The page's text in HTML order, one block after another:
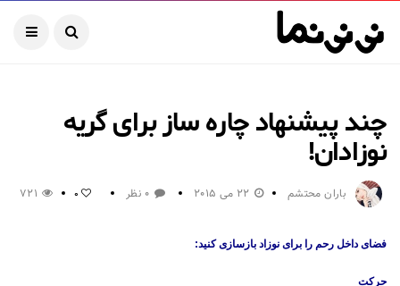
چند پیشنهاد چاره ساز برای گریه
نوزادان!
باران محتشم 22 می 2015 0 نظر 0
721
فضای داخل رحم را برای نوزاد بازسازی کنید:
حرکت